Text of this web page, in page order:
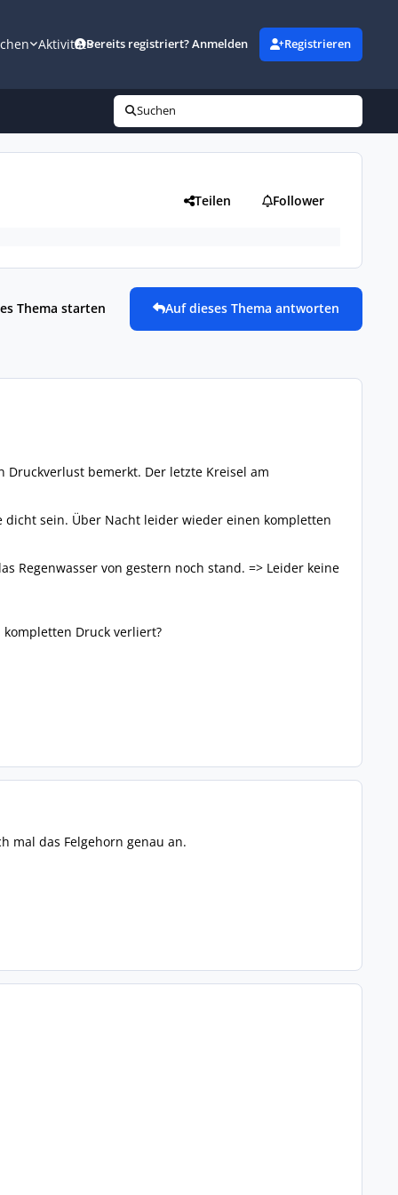
AktivitätBereits registriert? Anmelden Registrieren
Suchen
Teilen Follower
Thema starten Auf dieses Thema antworten
bemerkt. Der letzte Kreisel am
dicht sein. Über Nacht leider wieder einen kompletten
Regenwasser von gestern noch stand. => Leider keine
Druck verliert?
mal das Felgehorn genau an.